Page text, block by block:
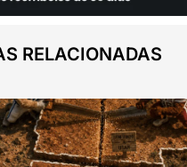
RELACIONADAS